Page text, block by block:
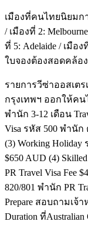
เมืองที่คนไทยนิยมกา
/ เมืองที่ 2:
ที่ 5: Adelaide / เมือ
ใบจองต้องสอดคล้อ
รายการวีซ่าออสเตรเ
กรุงเทพฯ ออกให้คน
พำนัก 3-12 เดือน
Visa รหัส 500 พำนัก
(3) Working Holiday
$650 AUD (4)
PR Travel Visa Fee
820/801 พำนัก PR
Prepare สอบถามเ
Duration ที่Australian